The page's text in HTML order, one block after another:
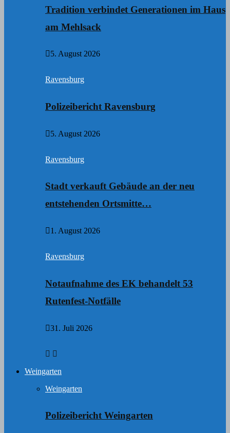
Tradition verbindet Generationen im Haus
am Mehlsack
5. August 2026
Ravensburg
Polizeibericht Ravensburg
5. August 2026
Ravensburg
Stadt verkauft Gebäude an der neu
entstehenden Ortsmitte…
1. August 2026
Ravensburg
Notaufnahme des EK behandelt 53
Rutenfest-Notfälle
31. Juli 2026
Weingarten
Weingarten
Polizeibericht Weingarten